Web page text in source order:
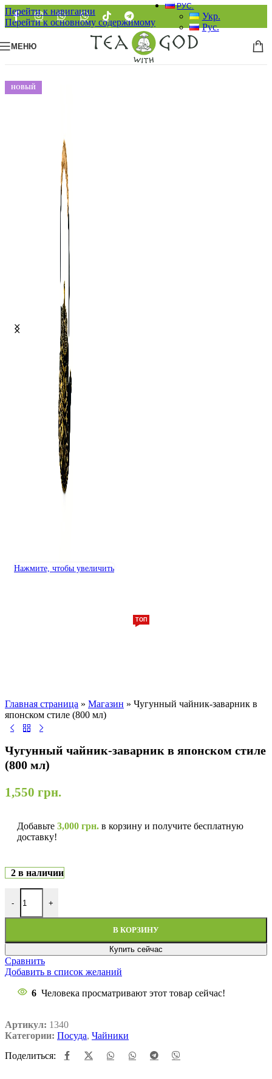
Перейти к навигации
Перейти к основному содержимому
РУС.
Укр.
Рус.
МЕНЮ
НОВЫЙ
Нажмите, чтобы увеличить
Главная страница » Магазин » Чугунный чайник-заварник в
японском стиле (800 мл)
Чугунный чайник-заварник в японском стиле
(800 мл)
1,550 грн.
Добавьте 3,000 грн. в корзину и получите бесплатную
доставку!
2 в наличии
- +
В КОРЗИНУ
Купить сейчас
Сравнить
Добавить в список желаний
6 Человека просматривают этот товар сейчас!
Артикул: 1340
Категории: Посуда, Чайники
Поделиться:
ТОП